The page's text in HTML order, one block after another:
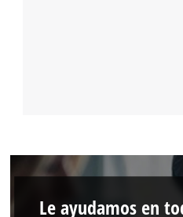
Le ayudamos en